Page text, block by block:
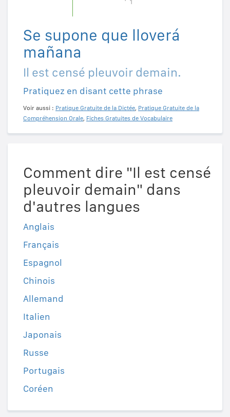
Se supone que lloverá
mañana
Il est censé pleuvoir demain.
Pratiquez en disant cette phrase
Voir aussi : Pratique Gratuite de la Dictée, Pratique Gratuite de la
Compréhension Orale, Fiches Gratuites de Vocabulaire
Comment dire "Il est censé
pleuvoir demain" dans
d'autres langues
Anglais
Français
Espagnol
Chinois
Allemand
Italien
Japonais
Russe
Portugais
Coréen